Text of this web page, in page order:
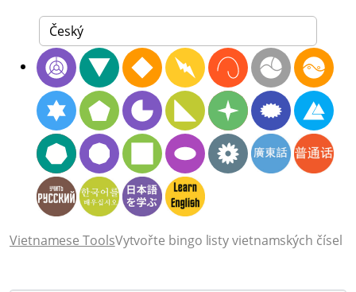
Vietnamese ToolsVytvořte bingo listy vietnamských čísel